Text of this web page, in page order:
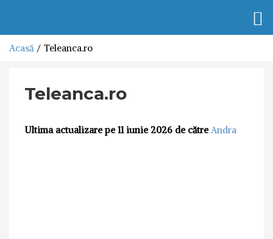
Acasă Teleanca.ro
Teleanca.ro
Ultima actualizare pe 11 iunie 2026 de către Andra